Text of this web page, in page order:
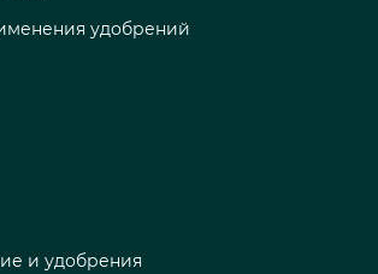
удобрений
и удобрения